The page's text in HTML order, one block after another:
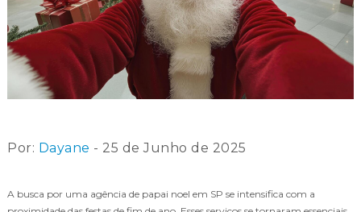
Por: Dayane - 25 de Junho de 2025
A busca por uma agência de papai noel em SP se intensifica com a